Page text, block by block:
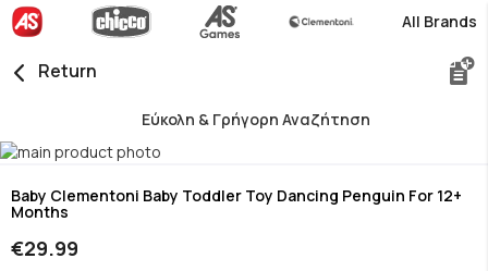
All Brands
Return
Εύκολη & Γρήγορη Αναζήτηση
Skip
the
end
the
to
the
beginning
of
Baby Clementoni Baby Toddler Toy Dancing Penguin For 12+
Months
€29.99